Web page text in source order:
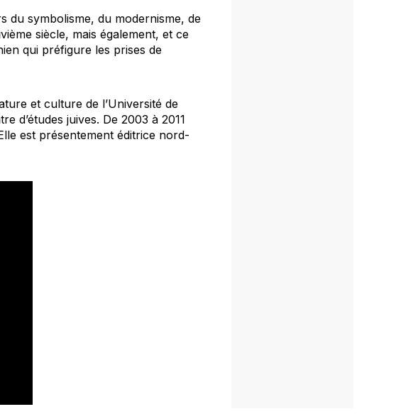
symbolisme, du modernisme, de
siècle, mais également, et ce
qui préfigure les prises de
et culture de l’Université de
d’études juives. De 2003 à 2011
est présentement éditrice nord-